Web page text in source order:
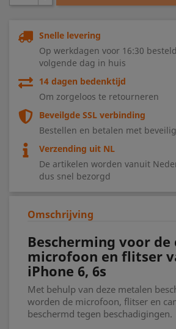
Snelle levering
Op werkdagen voor 16:30
volgende dag in huis
14 dagen bedenktijd
Om zorgeloos te retourneren
Beveilgde SSL verbinding
Bestellen en betalen met
Verzending uit NL
De artikelen worden vanuit
dus snel bezorgd
Omschrijving
Bescherming voor de
microfoon en flitser
iPhone 6, 6s
Met behulp van deze metalen
worden de microfoon, flitser en
beschermd tegen beschadigingen.